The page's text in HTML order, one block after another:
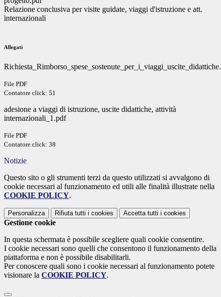
Relazione conclusiva per visite guidate, viaggi d'istruzione e att.
internazionali
Allegati
File PDF
Contatore click: 51
adesione a viaggi di istruzione, uscite didattiche, attività
internazionali_1.pdf
File PDF
Contatore click: 38
Notizie
Questo sito o gli strumenti terzi da questo utilizzati si avvalgono di
cookie necessari al funzionamento ed utili alle finalità illustrate nella
COOKIE POLICY.
Personalizza Rifiuta tutti i cookies Accetta tutti i cookies
Gestione cookie
In questa schermata è possibile scegliere quali cookie consentire.
I cookie necessari sono quelli che consentono il funzionamento della
piattaforma e non è possibile disabilitarli.
Per conoscere quali sono i cookie necessari al funzionamento potete
visionare la COOKIE POLICY.